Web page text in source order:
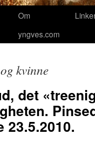
Om
yngves.com
kvinne
det